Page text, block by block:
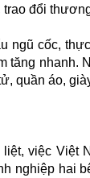
đổi
ngũ cốc,
tăng
quần áo,
việc Việt
nghiệp hai